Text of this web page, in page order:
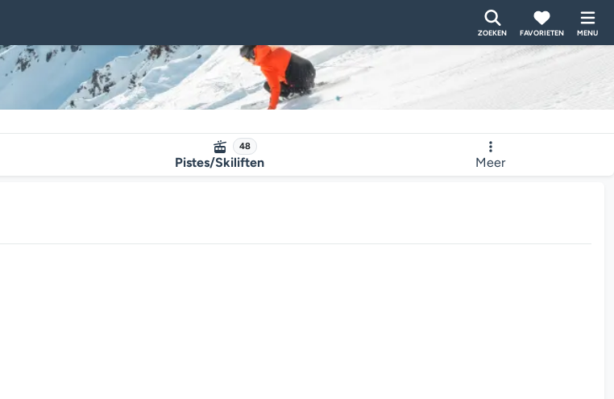
ZOEKEN FAVORIETEN MENU
48
Pistes/Skiliften Meer